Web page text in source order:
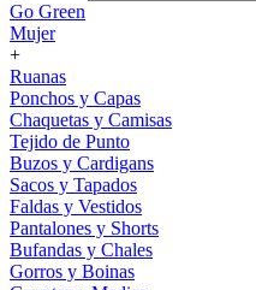
Go Green
Mujer
+
Ruanas
Ponchos y Capas
Chaquetas y Camisas
Tejido de Punto
Buzos y Cardigans
Sacos y Tapados
Faldas y Vestidos
Pantalones y Shorts
Bufandas y Chales
Gorros y Boinas